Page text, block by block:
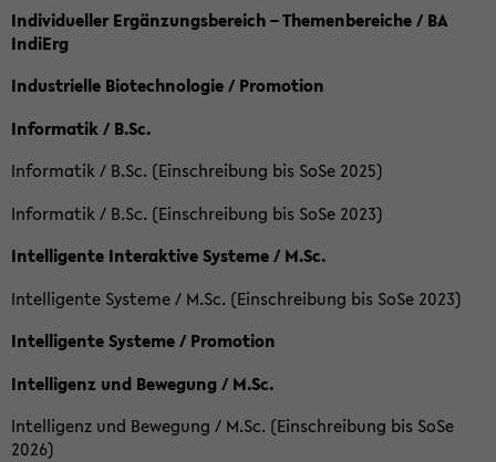
Individueller Ergänzungsbereich – Themenbereiche / BA
IndiErg
Industrielle Biotechnologie / Promotion
Informatik / B.Sc.
Informatik / B.Sc. (Einschreibung bis SoSe 2025)
Informatik / B.Sc. (Einschreibung bis SoSe 2023)
Intelligente Interaktive Systeme / M.Sc.
Intelligente Systeme / M.Sc. (Einschreibung bis SoSe 2023)
Intelligente Systeme / Promotion
Intelligenz und Bewegung / M.Sc.
Intelligenz und Bewegung / M.Sc. (Einschreibung bis SoSe
2026)